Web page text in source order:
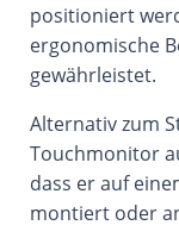
positioniert
ergonomische
gewährleistet.
Alternativ zum
Touchmonitor
dass er auf
montiert oder